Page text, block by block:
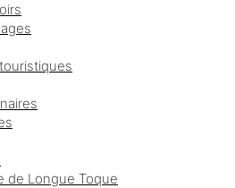
de Longue Toque